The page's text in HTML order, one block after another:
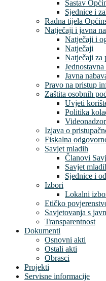
Sastav
Sjednice i
Radna tijela
Natječaji i javna
Natječaji i
Natječaji
Natječaji za
Jednostavna
Javna
Pravo na pristup
Zaštita osobnih
Uvjeti
Politika
Videonadzor
Izjava o
Fiskalna
Savjet mladih
Članovi
Savjet
Sjednice i
Izbori
Lokalni
Etičko
Savjetovanja s
Transparentnost
Dokumenti
Osnovni akti
Ostali akti
Obrasci
Projekti
Servisne informacije